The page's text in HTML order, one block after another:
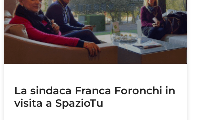
La sindaca Franca Foronchi in
visita a SpazioTu